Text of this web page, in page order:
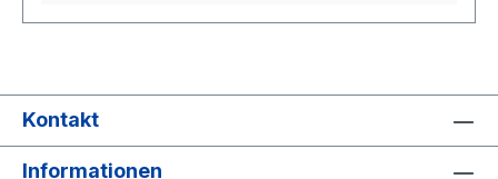
Kontakt
Informationen